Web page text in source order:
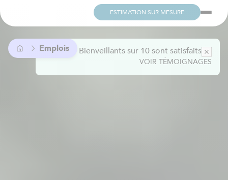
ESTIMATION SUR MESURE
Plus de 9 Bienveillants sur 10 sont satisfaits
VOIR TÉMOIGNAGES
Emplois